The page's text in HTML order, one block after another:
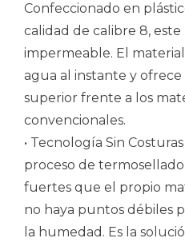
Confeccionado en
calidad de calibre 8, este
impermeable. El
agua al instante y
superior frente a los
convencionales.
• Tecnología Sin
proceso de
fuertes que el propio
no haya puntos débiles
la humedad. Es la